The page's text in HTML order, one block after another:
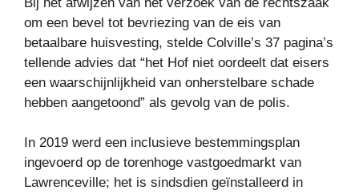
om een ​​bevel tot bevriezing van de eis van
betaalbare huisvesting, stelde Colville’s 37 pagina’s
tellende advies dat “het Hof niet oordeelt dat eisers
een waarschijnlijkheid van onherstelbare schade
hebben aangetoond” als gevolg van de polis.
In 2019 werd een inclusieve bestemmingsplan
ingevoerd op de torenhoge vastgoedmarkt van
Lawrenceville; het is sindsdien geïnstalleerd in